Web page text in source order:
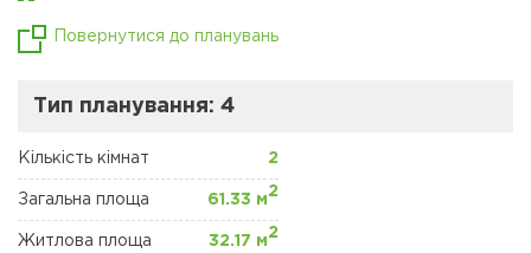
БОРЩАГІВКА
КОМЕРЦІЙНА
НЕРУХОМІСТЬ
Повернутися до планувань
Тип планування: 4
Кількість кімнат 2
Загальна площа 61.33 м
2
Житлова площа 32.17 м
2